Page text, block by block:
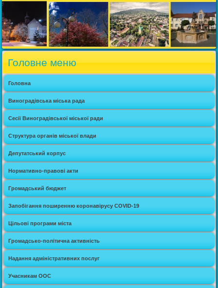
Головне меню
Головна
Виноградівська міська рада
Сесії Виноградівської міської ради
Структура органів міської влади
Депутатський корпус
Нормативно-правові акти
Громадський бюджет
Запобігання поширенню коронавірусу COVID-19
Цільові програми міста
Громадсько-політична активність
Надання адміністративних послуг
Учасникам ООС